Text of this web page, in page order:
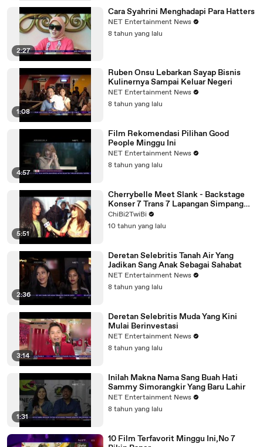
2:27
Cara Syahrini Menghadapi Para Hatters
NET Entertainment News
8 tahun yang lalu
1:08
Ruben Onsu Lebarkan Sayap Bisnis
Kulinernya Sampai Keluar Negeri
NET Entertainment News
8 tahun yang lalu
4:57
Film Rekomendasi Pilihan Good
People Minggu Ini
NET Entertainment News
8 tahun yang lalu
5:51
Cherrybelle Meet Slank - Backstage
Konser 7 Trans 7 Lapangan Simpang
Lima Semarang
ChiBi2TwiBi
10 tahun yang lalu
2:36
Deretan Selebritis Tanah Air Yang
Jadikan Sang Anak Sebagai Sahabat
NET Entertainment News
8 tahun yang lalu
3:14
Deretan Selebritis Muda Yang Kini
Mulai Berinvestasi
NET Entertainment News
8 tahun yang lalu
1:31
Inilah Makna Nama Sang Buah Hati
Sammy Simorangkir Yang Baru Lahir
NET Entertainment News
8 tahun yang lalu
10 Film Terfavorit Minggu Ini,No 7